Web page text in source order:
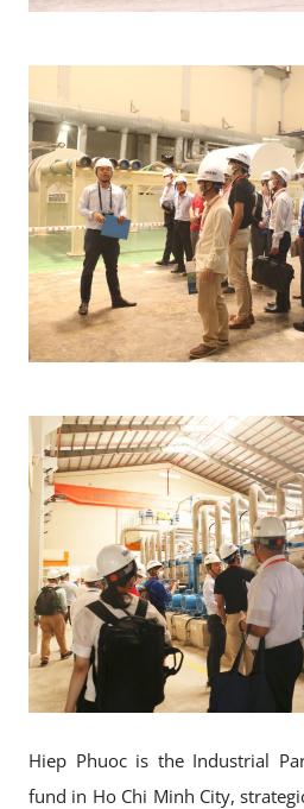
Hiep Phuoc is the Industrial
fund in Ho Chi Minh City,